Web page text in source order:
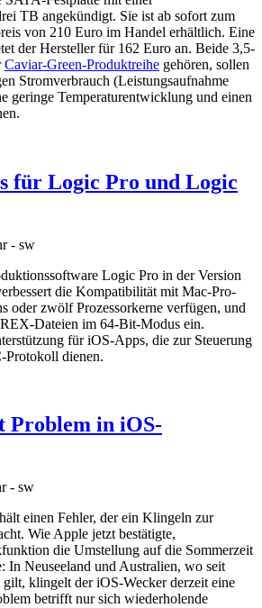
TB angekündigt. Sie ist ab sofort zum
von 210 Euro im Handel erhältlich. Eine
der Hersteller für 162 Euro an. Beide 3,5-
Caviar-Green-Produktreihe gehören, sollen
Stromverbrauch (Leistungsaufnahme
geringe Temperaturentwicklung und einen
für Logic Pro und Logic
- sw
Logic Pro in der Version
die Kompatibilität mit Mac-Pro-
oder zwölf Prozessorkerne verfügen, und
Dateien im 64-Bit-Modus ein.
für iOS-Apps, die zur Steuerung
Protokoll dienen.
Problem in iOS-
- sw
einen Fehler, der ein Klingeln zur
Wie Apple jetzt bestätigte,
die Umstellung auf die Sommerzeit
In Neuseeland und Australien, wo seit
klingelt der iOS-Wecker derzeit eine
betrifft nur sich wiederholende